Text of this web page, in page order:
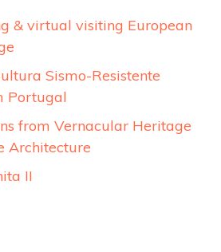
& virtual visiting European
Sismo-Resistente
Portugal
from Vernacular Heritage
Architecture
II